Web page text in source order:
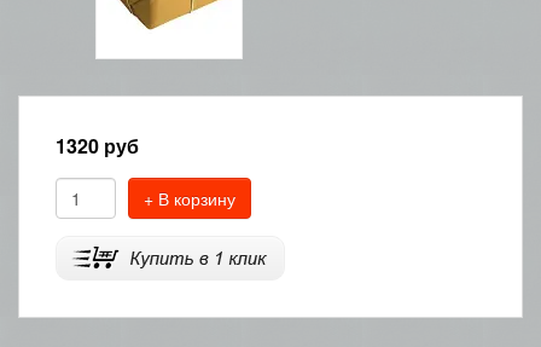
1320 руб
+ В корзину